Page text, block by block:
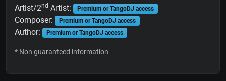
Artist/2nd Artist: Premium or TangoDJ access
Composer: Premium or TangoDJ access
Author: Premium or TangoDJ access
* Non guaranteed information